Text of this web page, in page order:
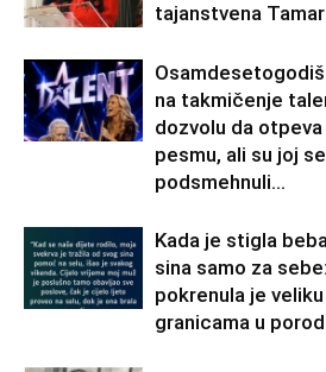
tajanstvena
na takmičenje
dozvolu da
pesmu, ali su joj
podsmehnuli...
Kada je stigla
sina samo za
pokrenula je
granicama u